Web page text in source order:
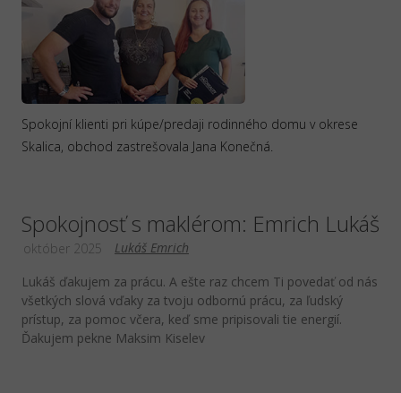
Spokojní klienti pri kúpe/predaji rodinného domu v okrese
Skalica, obchod zastrešovala Jana Konečná.
Spokojnosť s maklérom: Emrich Lukáš
Lukáš Emrich
október 2025
Lukáš ďakujem za prácu. A ešte raz chcem Ti povedať od nás
všetkých slová vďaky za tvoju odbornú prácu, za ľudský
prístup, za pomoc včera, keď sme pripisovali tie energií.
Ďakujem pekne Maksim Kiselev